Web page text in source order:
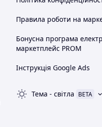
Правила роботи на
Бонусна програма
маркетплейс PROM
Інструкція Google Ads
Тема - світла BETA